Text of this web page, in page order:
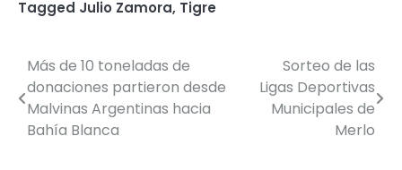
Tagged Julio Zamora, Tigre
Navegación
de
entradas
Más de 10 toneladas de
donaciones partieron desde
Malvinas Argentinas hacia
Bahía Blanca
Sorteo de las
Ligas Deportivas
Municipales de
Merlo